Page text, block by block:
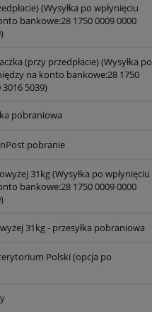
(Wysyłka po wpłynięciu
bankowe:28 1750 0009 0000
(przy przedpłacie)(Wysyłka po
na konto bankowe:28 1750
5039)
pobraniowa
pobranie
31kg(Wysyłka po wpłynięciu
bankowe:28 1750 0009 0000
31kg - przesyłka pobraniowa
Polski (opcja po